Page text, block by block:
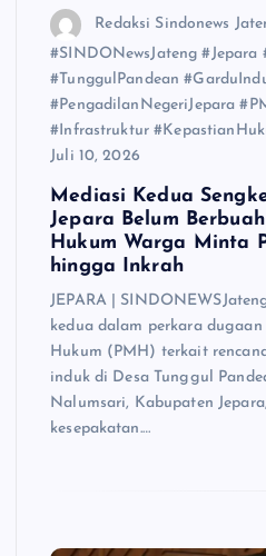
Redaksi Sindonews
#SINDONewsJateng #Jepara
#TunggulPandean
#PengadilanNegeriJepara
#Infrastruktur
Juli 10, 2026
Mediasi Kedua
Jepara Belum
Hukum Warga Minta
hingga Inkrah
JEPARA |
kedua dalam perkara
Hukum (PMH) terkait
induk di Desa Tunggul
Nalumsari, Kabupaten
kesepakatan.…